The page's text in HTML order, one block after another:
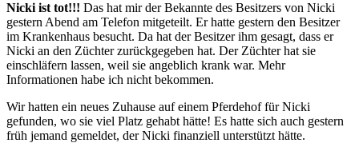
Nicki ist tot!!! Das hat mir der Bekannte des Besitzers von Nicki
gestern Abend am Telefon mitgeteilt. Er hatte gestern den Besitzer
im Krankenhaus besucht. Da hat der Besitzer ihm gesagt, dass er
Nicki an den Züchter zurückgegeben hat. Der Züchter hat sie
einschläfern lassen, weil sie angeblich krank war. Mehr
Informationen habe ich nicht bekommen.
Wir hatten ein neues Zuhause auf einem Pferdehof für Nicki
gefunden, wo sie viel Platz gehabt hätte! Es hatte sich auch gestern
früh jemand gemeldet, der Nicki finanziell unterstützt hätte.